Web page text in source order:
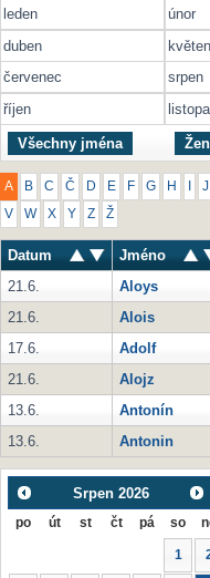
leden únor
duben
květen
červenec
srpen
říjen
Všechny jména
A B C Č D E F G H J
V W X Y Z Ž
Datum Jméno
21.6.
Aloys
21.6.
Alois
17.6.
Adolf
21.6.
Alojz
13.6.
Antonín
13.6.
Antonin
Srpen 2026
po út st čt pá so
1